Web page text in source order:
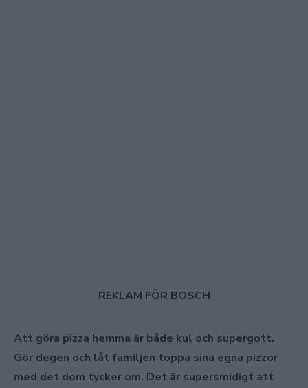
REKLAM FÖR BOSCH
Att göra pizza hemma är både kul och supergott.
Gör degen och låt familjen toppa sina egna pizzor
med det dom tycker om. Det är supersmidigt att